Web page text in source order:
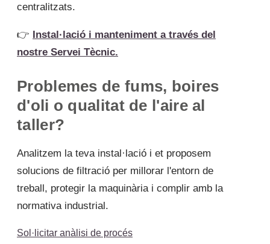
centralitzats.
👉 Instal·lació i manteniment a través del
nostre Servei Tècnic.
Problemes de fums, boires
d'oli o qualitat de l'aire al
taller?
Analitzem la teva instal·lació i et proposem
solucions de filtració per millorar l'entorn de
treball, protegir la maquinària i complir amb la
normativa industrial.
Sol·licitar anàlisi de procés